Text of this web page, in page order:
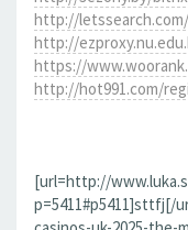
http://
http://
https://
http://hot991.com/
[url=http://
p=5411#p5411]sttfj[/